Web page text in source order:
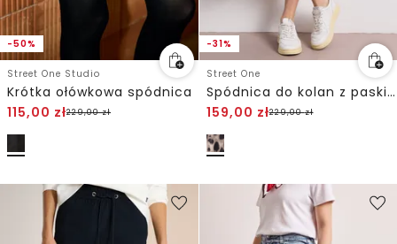
-50%
Street One Studio
Krótka ołówkowa spódnica
115,00 zł229,00zł
-31%
Street One
Spódnica do kolan z paskiem paperbag
159,00 zł229,00zł